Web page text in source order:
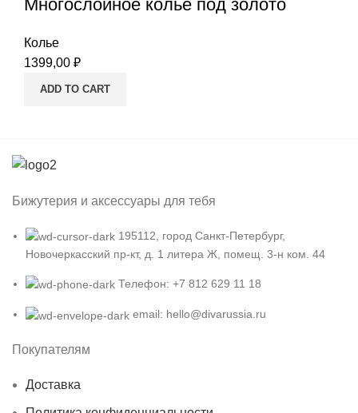
Многослойное колье под золото
Колье
1399,00 ₽
ADD TO CART
Бижутерия и аксессуары для тебя
195112, город Санкт-Петербург,
Новочеркасский пр-кт, д. 1 литера Ж, помещ. 3-н ком. 44
Телефон: +7 812 629 11 18
email: hello@divarussia.ru
Покупателям
Доставка